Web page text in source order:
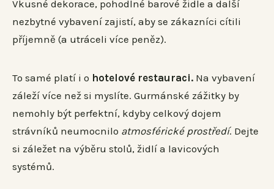
Vkusné dekorace, pohodlné barové židle a další
nezbytné vybavení zajistí, aby se zákazníci cítili
příjemně (a utráceli více peněz).
To samé platí i o hotelové restauraci. Na vybavení
záleží více než si myslíte. Gurmánské zážitky by
nemohly být perfektní, kdyby celkový dojem
strávníků neumocnilo atmosférické prostředí. Dejte
si záležet na výběru stolů, židlí a lavicových
systémů.